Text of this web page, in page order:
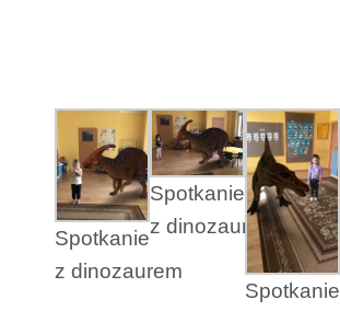
Spotkanie
z dinozaurem
Spotkanie
z dinozaurem
Spotkanie